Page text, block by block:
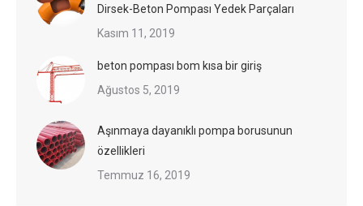
Dirsek-Beton Pompası Yedek Parçaları
Kasım 11, 2019
beton pompası bom kısa bir giriş
Ağustos 5, 2019
Aşınmaya dayanıklı pompa borusunun
özellikleri
Temmuz 16, 2019